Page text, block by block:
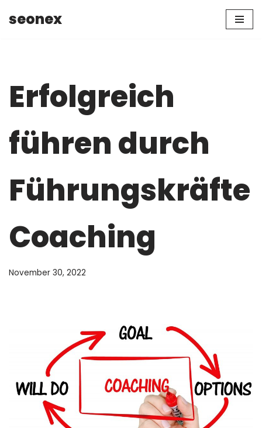
seonex
Erfolgreich
führen durch
Führungskräfte
Coaching
November 30, 2022